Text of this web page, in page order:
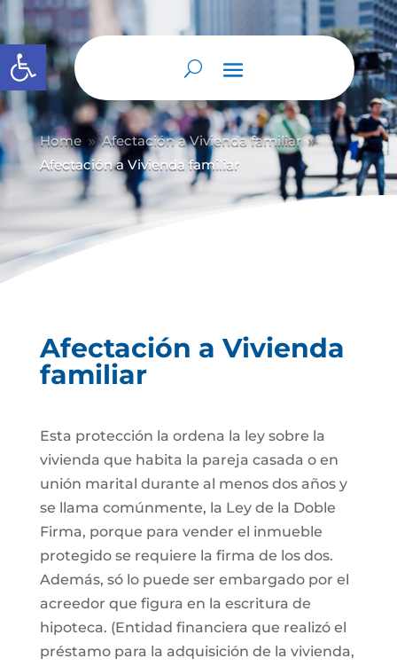
Abrir barra de herramientas
Home 9 Afectación a Vivienda familiar 9
Afectación a Vivienda familiar
Afectación a Vivienda
familiar
Esta protección la ordena la ley sobre la
vivienda que habita la pareja casada o en
unión marital durante al menos dos años y
se llama comúnmente, la Ley de la Doble
Firma, porque para vender el inmueble
protegido se requiere la firma de los dos.
Además, só lo puede ser embargado por el
acreedor que figura en la escritura de
hipoteca. (Entidad financiera que realizó el
préstamo para la adquisición de la vivienda,